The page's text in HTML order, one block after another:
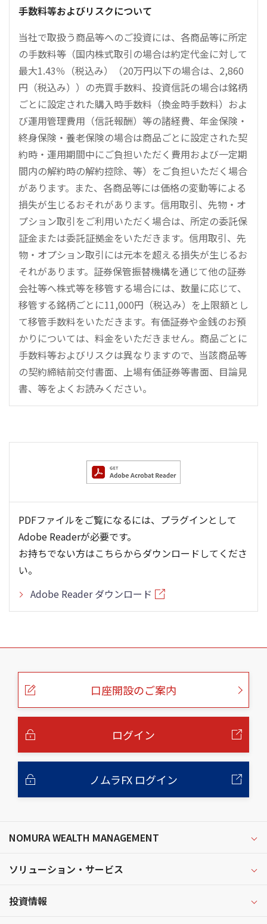
手数料等およびリスクについて
当社で取扱う商品等へのご投資には、各商品等に所定
の手数料等（国内株式取引の場合は約定代金に対して
最大1.43％（税込み）（20万円以下の場合は、2,860
円（税込み））の売買手数料、投資信託の場合は銘柄
ごとに設定された購入時手数料（換金時手数料）およ
び運用管理費用（信託報酬）等の諸経費、年金保険・
終身保険・養老保険の場合は商品ごとに設定された契
約時・運用期間中にご負担いただく費用および一定期
間内の解約時の解約控除、等）をご負担いただく場合
があります。また、各商品等には価格の変動等による
損失が生じるおそれがあります。信用取引、先物・オ
プション取引をご利用いただく場合は、所定の委託保
証金または委託証拠金をいただきます。信用取引、先
物・オプション取引には元本を超える損失が生じるお
それがあります。証券保管振替機構を通じて他の証券
会社等へ株式等を移管する場合には、数量に応じて、
移管する銘柄ごとに11,000円（税込み）を上限額とし
て移管手数料をいただきます。有価証券や金銭のお預
かりについては、料金をいただきません。商品ごとに
手数料等およびリスクは異なりますので、当該商品等
の契約締結前交付書面、上場有価証券等書面、目論見
書、等をよくお読みください。
PDFファイルをご覧になるには、プラグインとして
Adobe Readerが必要です。
お持ちでない方はこちらからダウンロードしてくださ
い。
Adobe Reader ダウンロード
こ
口座開設のご案内
ログイン
ノムラFX ログイン
NOMURA WEALTH MANAGEMENT
ソリューション・サービス
投資情報